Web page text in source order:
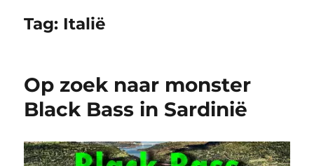
Tag: Italië
Op zoek naar monster
Black Bass in Sardinië